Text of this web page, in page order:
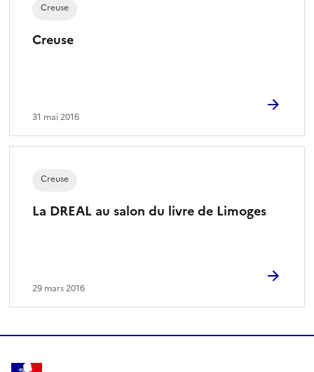
Creuse
Creuse
31 mai 2016
La DREAL au salon du livre de Limoges
Creuse
29 mars 2016